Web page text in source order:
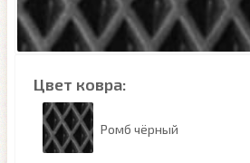
Цвет ковра:
Ромб чёрный